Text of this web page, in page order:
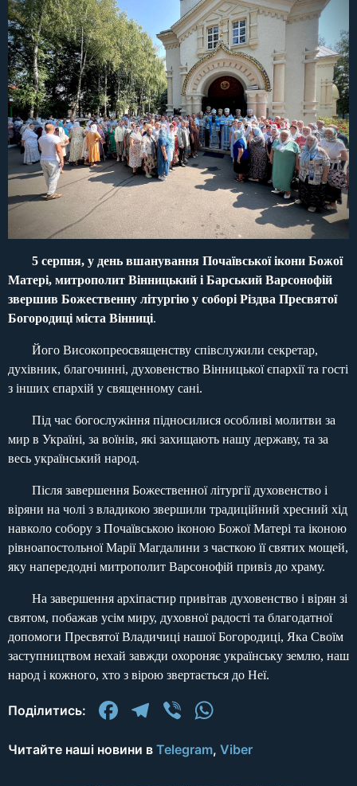
5 серпня, у день вшанування Почаївської ікони Божої
Матері, митрополит Вінницький і Барський Варсонофій
звершив Божественну літургію у соборі Різдва Пресвятої
Богородиці міста Вінниці.
Його Високопреосвященству співслужили секретар,
духівник, благочинні, духовенство Вінницької єпархії та гості
з інших єпархій у священному сані.
Під час богослужіння підносилися особливі молитви за
мир в Україні, за воїнів, які захищають нашу державу, та за
весь український народ.
Після завершення Божественної літургії духовенство і
віряни на чолі з владикою звершили традиційний хресний хід
навколо собору з Почаївською іконою Божої Матері та іконою
рівноапостольної Марії Магдалини з часткою її святих мощей,
яку напередодні митрополит Варсонофій привіз до храму.
На завершення архіпастир привітав духовенство і вірян зі
святом, побажав усім миру, духовної радості та благодатної
допомоги Пресвятої Владичиці нашої Богородиці, Яка Своїм
заступництвом нехай завжди охороняє українську землю, наш
народ і кожного, хто з вірою звертається до Неї.
Поділитись: Facebook
Telegram
Viber
Читайте наші новини в Telegram, Viber